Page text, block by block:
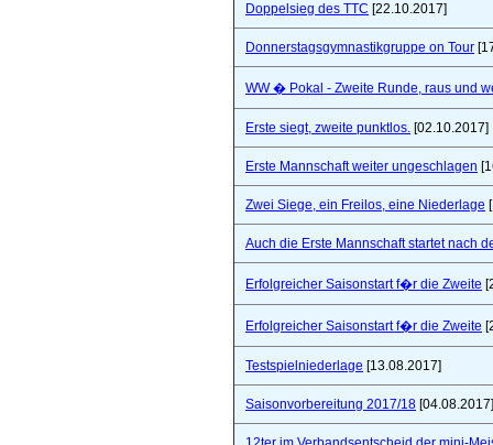
Doppelsieg des TTC [22.10.2017]
Donnerstagsgymnastikgruppe on Tour
WW � Pokal - Zweite Runde, raus und
Erste siegt, zweite punktlos. [02.10.2017]
Erste Mannschaft weiter ungeschlagen
Zwei Siege, ein Freilos, eine Niederlage
Auch die Erste Mannschaft startet nach
Erfolgreicher Saisonstart f�r die Zweite
Erfolgreicher Saisonstart f�r die Zweite
Testspielniederlage [13.08.2017]
Saisonvorbereitung 2017/18 [04.08.2017]